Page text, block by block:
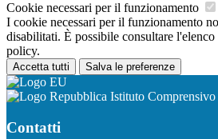
Cookie necessari per il funzionamento
I cookie necessari per il funzionamento
disabilitati. È possibile consultare
policy.
Accetta tutti Salva le preferenze
Istituto
Contatti